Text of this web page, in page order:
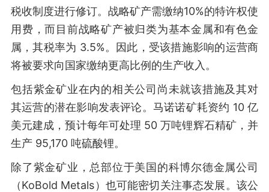
税收制度进行修订。战略矿产需缴纳10%的特许权使
用费，而目前战略矿产被归类为基本金属和有色金
属，其税率为 3.5%。因此，受该措施影响的运营商
将被要求向国家缴纳更高比例的生产收入。
包括紫金矿业在内的相关公司尚未就该措施及其对
其运营的潜在影响发表评论。马诺诺矿耗资约 10 亿
美元建成，预计每年可处理 50 万吨锂辉石精矿，并
生产 95,170 吨硫酸锂。
除了紫金矿业，总部位于美国的科博尔德金属公司
（KoBold Metals）也可能密切关注事态发展。该公